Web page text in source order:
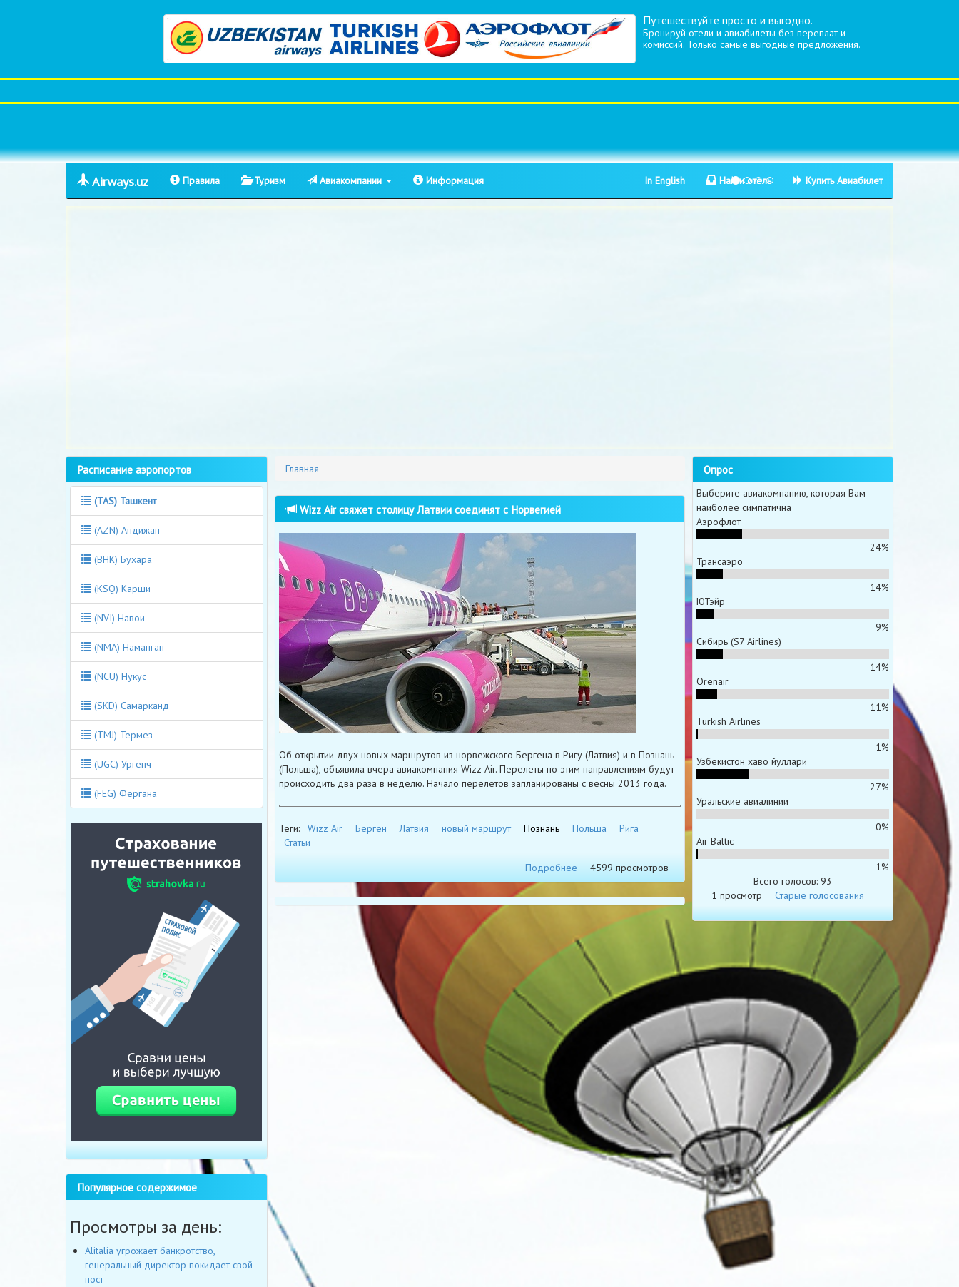
Путешествуйте просто и выгодно.
Бронируй отели и авиабилеты без переплат и
комиссий. Только самые выгодные предложения.
Airways.uz Правила Туризм Авиакомпании Информация In English Найти отель Купить Авиабилет
Главная
Wizz Air свяжет столицу Латвии соединят с Норвегией
Об открытии двух новых маршрутов из норвежского Бергена в Ригу (Латвия) и в Познань
(Польша), объявила вчера авиакомпания Wizz Air. Перелеты по этим направлениям будут
происходить два раза в неделю. Начало перелетов запланированы с весны 2013 года.
Теги: Wizz Air Берген Латвия новый маршрут Познань Польша
Рига
Статьи
Подробнее
4599 просмотров
Расписание аэропортов
(TAS) Ташкент
(AZN) Андижан
(BHK) Бухара
(KSQ) Карши
(NVI) Навои
(NMA) Наманган
(NCU) Нукус
(SKD) Самарканд
(TMJ) Термез
(UGC) Ургенч
(FEG) Фергана
Популярное содержимое
Просмотры за день:
Alitalia угрожает банкротство,
генеральный директор покидает свой
пост
Опрос
Выберите авиакомпанию, которая Вам
наиболее симпатична
Аэрофлот
24%
Трансаэро
14%
ЮТэйр
9%
Сибирь (S7 Airlines)
14%
Orenair
11%
Turkish Airlines
1%
Узбекистон хаво йуллари
27%
Уральские авиалинии
0%
Air Baltic
1%
Всего голосов: 93
1 просмотр
Старые голосования